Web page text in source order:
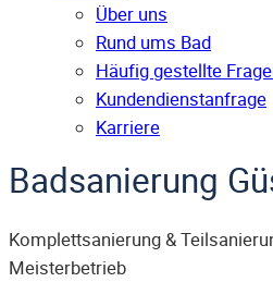
Über uns
Rund ums Bad
Häufig gestellte
Kunden­dienst­anfrage
Karriere
Badsanierung
Komplettsanierung &
Meisterbetrieb